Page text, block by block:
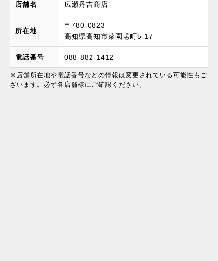
店舗名 広瀬丹吉商店
所在地
〒780-0823
高知県高知市菜園場町5-17
電話番号 088-882-1412
※店舗所在地や電話番号などの情報は変更されている可能性もご
ざいます。必ず各店舗様にご確認ください。